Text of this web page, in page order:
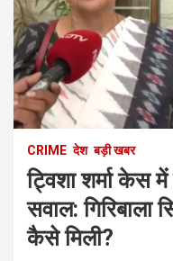
CRIME देश बड़ी खबर
ट्विशा शर्मा केस
सवाल: गिरिबाला
कैसे मिली?